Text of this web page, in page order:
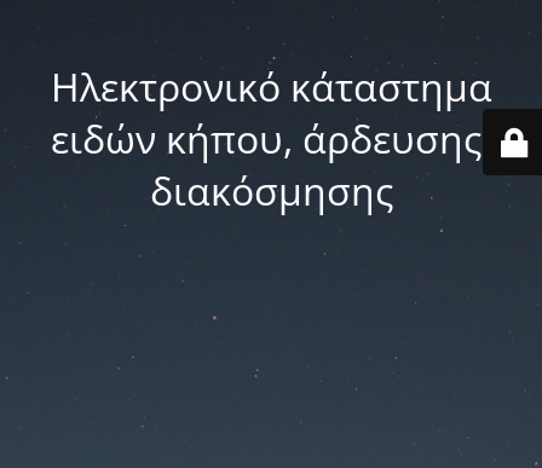
Ηλεκτρονικό κάταστημα
ειδών κήπου, άρδευσης,
διακόσμησης